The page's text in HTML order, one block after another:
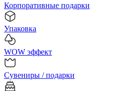
Корпоративные подарки
Упаковка
WOW эффект
Сувениры / подарки